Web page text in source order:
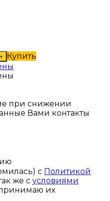
+ Купить
при снижении
Вами контакты
с Политикой
же с условиями
их